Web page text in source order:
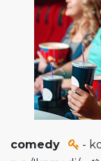
comedy -